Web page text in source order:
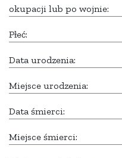
okupacji lub po wojnie:
Płeć:
Data urodzenia:
Miejsce urodzenia:
Data śmierci:
Miejsce śmierci: